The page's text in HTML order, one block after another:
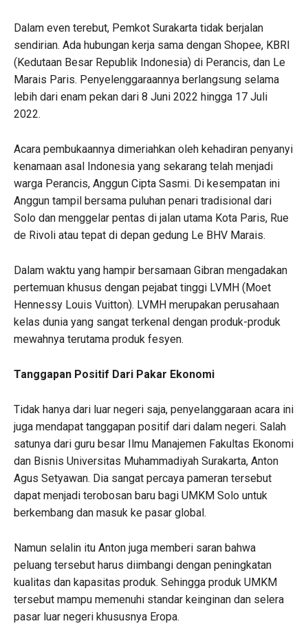
Dalam even terebut, Pemkot Surakarta tidak berjalan
sendirian. Ada hubungan kerja sama dengan Shopee, KBRI
(Kedutaan Besar Republik Indonesia) di Perancis, dan Le
Marais Paris. Penyelenggaraannya berlangsung selama
lebih dari enam pekan dari 8 Juni 2022 hingga 17 Juli
2022.
Acara pembukaannya dimeriahkan oleh kehadiran penyanyi
kenamaan asal Indonesia yang sekarang telah menjadi
warga Perancis, Anggun Cipta Sasmi. Di kesempatan ini
Anggun tampil bersama puluhan penari tradisional dari
Solo dan menggelar pentas di jalan utama Kota Paris, Rue
de Rivoli atau tepat di depan gedung Le BHV Marais.
Dalam waktu yang hampir bersamaan Gibran mengadakan
pertemuan khusus dengan pejabat tinggi LVMH (Moet
Hennessy Louis Vuitton). LVMH merupakan perusahaan
kelas dunia yang sangat terkenal dengan produk-produk
mewahnya terutama produk fesyen.
Tanggapan Positif Dari Pakar Ekonomi
Tidak hanya dari luar negeri saja, penyelanggaraan acara ini
juga mendapat tanggapan positif dari dalam negeri. Salah
satunya dari guru besar Ilmu Manajemen Fakultas Ekonomi
dan Bisnis Universitas Muhammadiyah Surakarta, Anton
Agus Setyawan. Dia sangat percaya pameran tersebut
dapat menjadi terobosan baru bagi UMKM Solo untuk
berkembang dan masuk ke pasar global.
Namun selalin itu Anton juga memberi saran bahwa
peluang tersebut harus diimbangi dengan peningkatan
kualitas dan kapasitas produk. Sehingga produk UMKM
tersebut mampu memenuhi standar keinginan dan selera
pasar luar negeri khususnya Eropa.